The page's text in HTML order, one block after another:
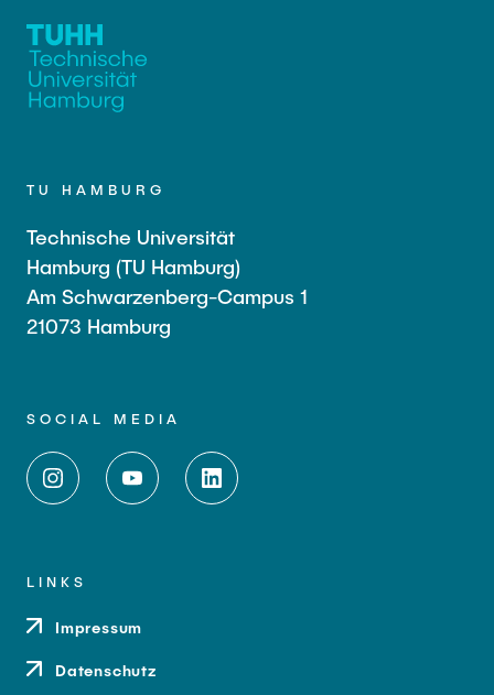
TU HAMBURG
Technische Universität
Hamburg (TU Hamburg)
Am Schwarzenberg-Campus 1
21073 Hamburg
SOCIAL MEDIA
LINKS
Impressum
Datenschutz